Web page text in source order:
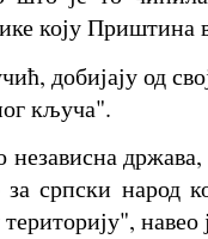
коју Приштина
добијају од
кључа".
држава,
за српски народ
навео